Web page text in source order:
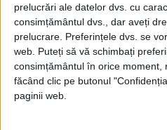
prelucrări ale datelor dvs. cu
consimțământul dvs., dar aveți
prelucrare. Preferințele dvs. se
web. Puteți să vă schimbați
consimțământul în orice moment,
făcând clic pe butonul
paginii web.
În ceea ce-l privește
puțin cinci dintre
inspirate de spațiul
„Kéraban
regiunea românească